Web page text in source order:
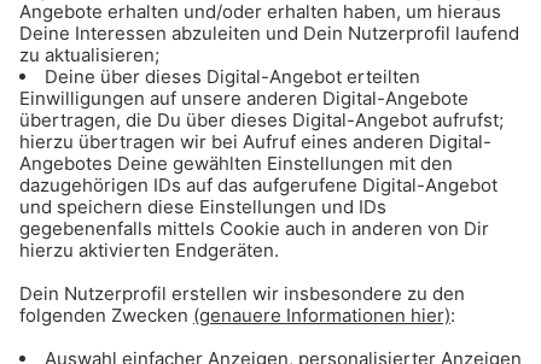
ANZEIGE - Basketball: Alle Infos & Spiele
des FC Bayern Basketball